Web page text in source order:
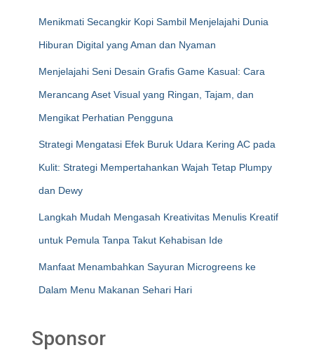
Menikmati Secangkir Kopi Sambil Menjelajahi Dunia
Hiburan Digital yang Aman dan Nyaman
Menjelajahi Seni Desain Grafis Game Kasual: Cara
Merancang Aset Visual yang Ringan, Tajam, dan
Mengikat Perhatian Pengguna
Strategi Mengatasi Efek Buruk Udara Kering AC pada
Kulit: Strategi Mempertahankan Wajah Tetap Plumpy
dan Dewy
Langkah Mudah Mengasah Kreativitas Menulis Kreatif
untuk Pemula Tanpa Takut Kehabisan Ide
Manfaat Menambahkan Sayuran Microgreens ke
Dalam Menu Makanan Sehari Hari
Sponsor